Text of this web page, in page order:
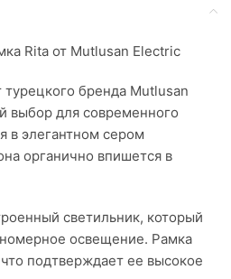
Rita от Mutlusan Electric
бренда Mutlusan
выбор для современного
в элегантном сером
органично впишется в
светильник, который
освещение. Рамка
подтверждает ее высокое